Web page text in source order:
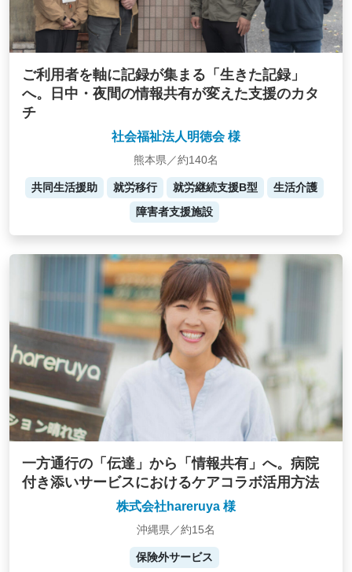
ご利用者を軸に記録が集まる「生きた記録」
へ。日中・夜間の情報共有が変えた支援のカタ
チ
社会福祉法人明徳会 様
熊本県／約140名
共同生活援助 就労移行 就労継続支援B型
生活介護
障害者支援施設
一方通行の「伝達」から「情報共有」へ。病院
付き添いサービスにおけるケアコラボ活用方法
株式会社hareruya 様
沖縄県／約15名
保険外サービス